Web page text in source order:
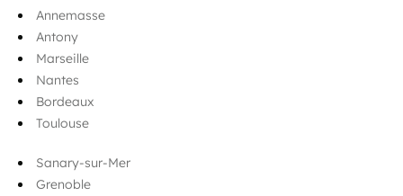
Annemasse
Antony
Marseille
Nantes
Bordeaux
Toulouse
Sanary-sur-Mer
Grenoble